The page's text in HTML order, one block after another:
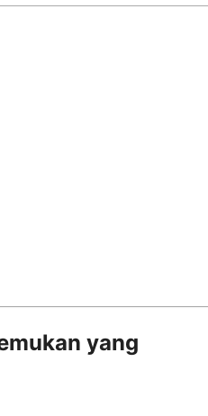
yang